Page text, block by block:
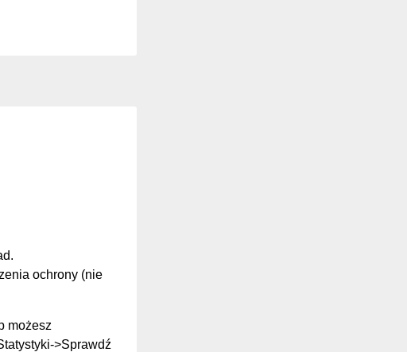
ochrony (nie
możesz
>Sprawdź